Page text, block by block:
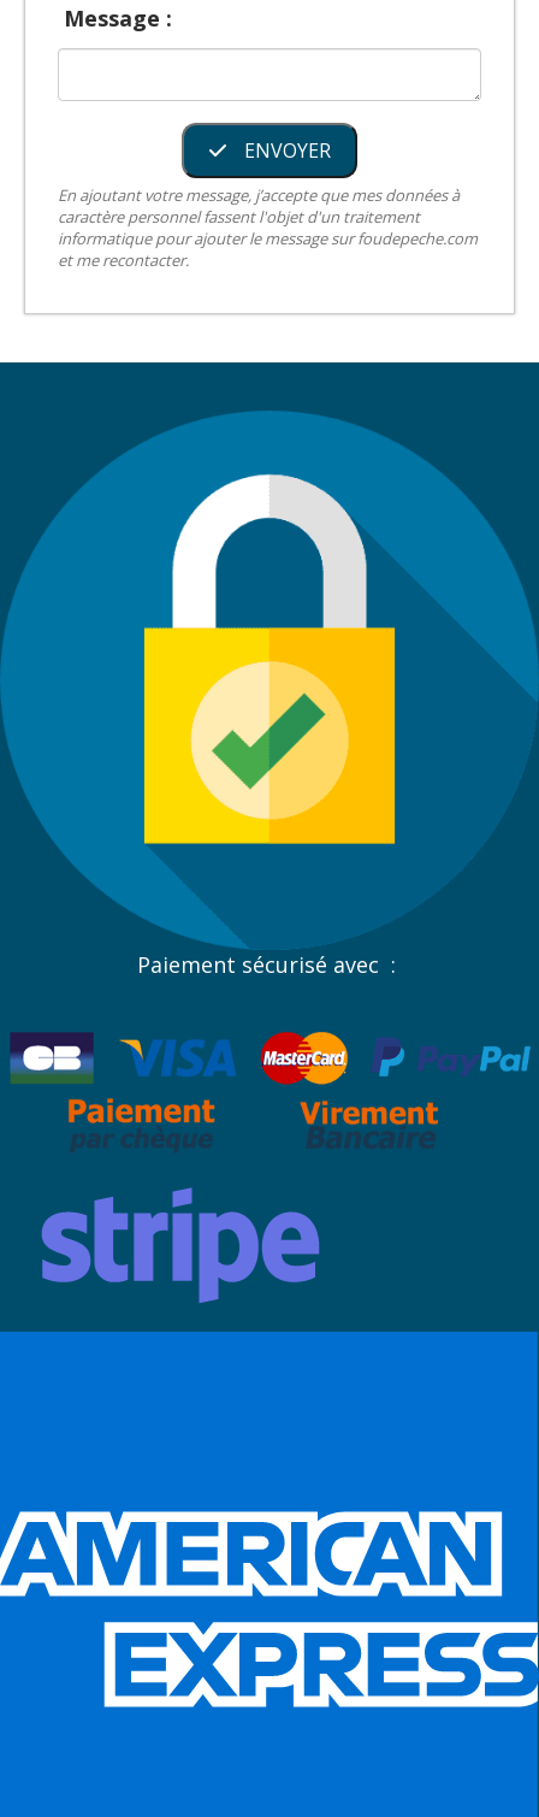
Message :
ENVOYER
En ajoutant votre message, j’accepte que mes données à
caractère personnel fassent l'objet d'un traitement
informatique pour ajouter le message sur foudepeche.com
et me recontacter.
Paiement sécurisé avec :